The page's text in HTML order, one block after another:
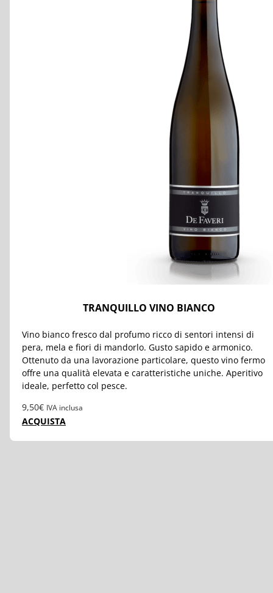
TRANQUILLO VINO BIANCO
Vino bianco fresco dal profumo ricco di sentori intensi di
pera, mela e fiori di mandorlo. Gusto sapido e armonico.
Ottenuto da una lavorazione particolare, questo vino fermo
offre una qualità elevata e caratteristiche uniche. Aperitivo
ideale, perfetto col pesce.
9,50€ IVA inclusa
ACQUISTA